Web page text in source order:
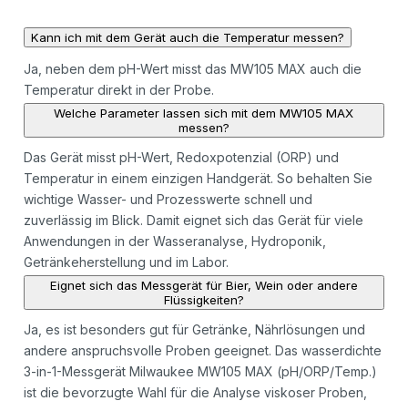
Kann ich mit dem Gerät auch die Temperatur messen?
Ja, neben dem pH-Wert misst das MW105 MAX auch die
Temperatur direkt in der Probe.
Welche Parameter lassen sich mit dem MW105 MAX
messen?
Das Gerät misst pH-Wert, Redoxpotenzial (ORP) und
Temperatur in einem einzigen Handgerät. So behalten Sie
wichtige Wasser- und Prozesswerte schnell und
zuverlässig im Blick. Damit eignet sich das Gerät für viele
Anwendungen in der Wasseranalyse, Hydroponik,
Getränkeherstellung und im Labor.
Eignet sich das Messgerät für Bier, Wein oder andere
Flüssigkeiten?
Ja, es ist besonders gut für Getränke, Nährlösungen und
andere anspruchsvolle Proben geeignet. Das wasserdichte
3-in-1-Messgerät Milwaukee MW105 MAX (pH/ORP/Temp.)
ist die bevorzugte Wahl für die Analyse viskoser Proben,